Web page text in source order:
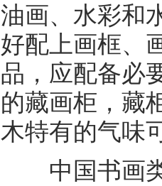
油画、水彩和
好配上画框、
品，应配备必
的藏画柜，藏
木特有的气味
中国书画类